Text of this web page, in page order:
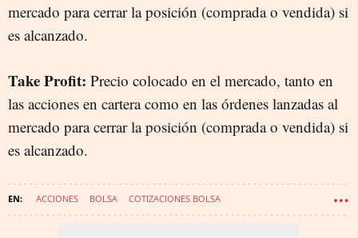
mercado para cerrar la posición (comprada o vendida) si
es alcanzado.
Take Profit: Precio colocado en el mercado, tanto en
las acciones en cartera como en las órdenes lanzadas al
mercado para cerrar la posición (comprada o vendida) si
es alcanzado.
ACCIONES BOLSA COTIZACIONES BOLSA